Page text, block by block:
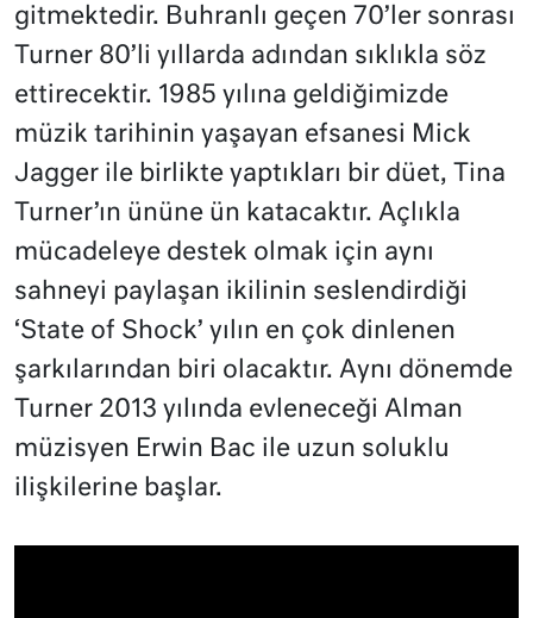
gitmektedir. Buhranlı geçen 70’ler sonrası
Turner 80’li yıllarda adından sıklıkla söz
ettirecektir. 1985 yılına geldiğimizde
müzik tarihinin yaşayan efsanesi Mick
Jagger ile birlikte yaptıkları bir düet, Tina
Turner’ın ününe ün katacaktır. Açlıkla
mücadeleye destek olmak için aynı
sahneyi paylaşan ikilinin seslendirdiği
‘State of Shock’ yılın en çok dinlenen
şarkılarından biri olacaktır. Aynı dönemde
Turner 2013 yılında evleneceği Alman
müzisyen Erwin Bac ile uzun soluklu
ilişkilerine başlar.